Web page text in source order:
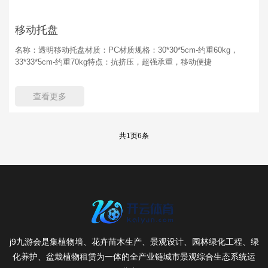
移动托盘
名称：透明移动托盘材质：PC材质规格：30*30*5cm-约重60kg，
33*33*5cm-约重70kg特点：抗挤压，超强承重，移动便捷
查看更多
共1页6条
j9九游会是集植物墙、花卉苗木生产、景观设计、园林绿化工程、绿
化养护、盆栽植物租赁为一体的全产业链城市景观综合生态系统运